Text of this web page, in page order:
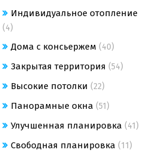
Индивидуальное отопление
(4)
Дома с консьержем (40)
Закрытая территория (54)
Высокие потолки (22)
Панорамные окна (51)
Улучшенная планировка (41)
Свободная планировка (11)